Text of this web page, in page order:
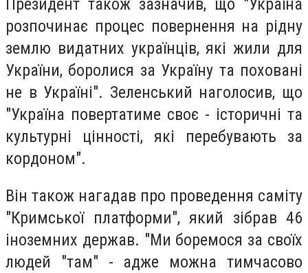
Президент також зазначив, що "Україна
розпочинає процес повернення на рідну
землю видатних українців, які жили для
України, боролися за Україну та поховані
не в Україні". Зеленський наголосив, що
"Україна повертатиме своє - історичні та
культурні цінності, які перебувають за
кордоном".
Він також нагадав про проведення саміту
"Кримської платформи", який зібрав 46
іноземних держав. "Ми боремося за своїх
людей "там" - адже можна тимчасово